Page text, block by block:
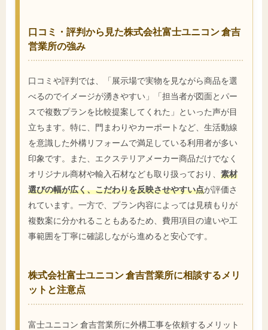
口コミ・評判から見た株式会社富士ユニコン 倉吉
営業所の強み
口コミや評判では、「展示場で実物を見ながら商品を選
べるのでイメージが湧きやすい」「担当者が図面とパー
スで複数プランを比較提案してくれた」といった声が目
立ちます。特に、門まわりやカーポートなど、生活動線
を意識した外構リフォームで満足している利用者が多い
印象です。また、エクステリアメーカー商品だけでなく
オリジナル商材や輸入石材なども取り扱っており、 素材
選びの幅が広く、こだわりを反映させやすい点が評価さ
れています。一方で、プラン内容によっては見積もりが
複数案に分かれることもあるため、費用項目の違いや工
事範囲を丁寧に確認しながら進めると安心です。
株式会社富士ユニコン 倉吉営業所に相談するメリ
ットと注意点
富士ユニコン 倉吉営業所に外構工事を依頼するメリット